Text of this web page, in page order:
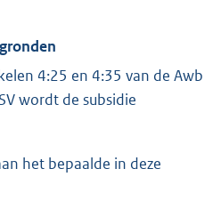
4:25 en 4:35 van de Awb
wordt de subsidie
het bepaalde in deze